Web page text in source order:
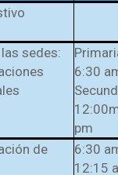
sedes:
6:30
pm
de
6:30
12:15